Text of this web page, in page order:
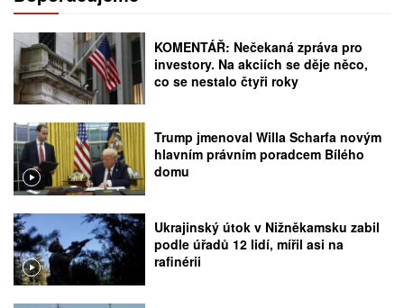
KOMENTÁŘ: Nečekaná zpráva pro
investory. Na akciích se děje něco,
co se nestalo čtyři roky
Trump jmenoval Willa Scharfa novým
hlavním právním poradcem Bílého
domu
Ukrajinský útok v Nižněkamsku zabil
podle úřadů 12 lidí, mířil asi na
rafinérii